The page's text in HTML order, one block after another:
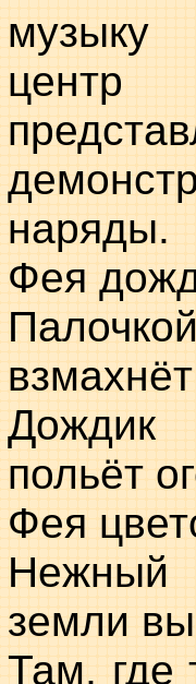
наряды.
Фея
польёт
Фея
земли
Там, где